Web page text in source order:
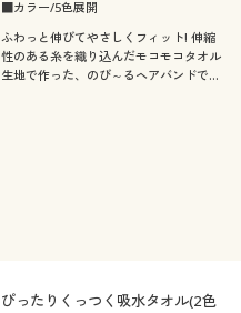
■カラー/5色展開
ふわっと伸びてやさしくフィット! 伸縮
性のある糸を織り込んだモコモコタオル
生地で作った、のび～るヘアバンドで
ぴったりくっつく吸水タオル(2色